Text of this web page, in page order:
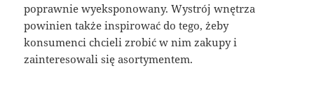
poprawnie wyeksponowany. Wystrój wnętrza
powinien także inspirować do tego, żeby
konsumenci chcieli zrobić w nim zakupy i
zainteresowali się asortymentem.